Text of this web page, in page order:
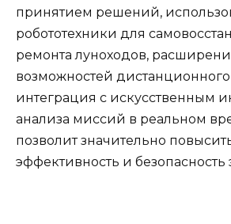
принятием решений,
робототехники для
ремонта луноходов,
возможностей
интеграция с искусственным
анализа миссий в реальном
позволит значительно
эффективность и